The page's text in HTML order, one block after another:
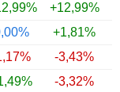
+12,99%
+1,81%
-3,43%
-3,32%